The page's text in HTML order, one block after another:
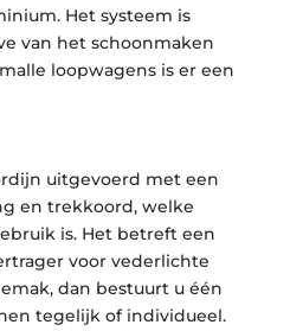
Het systeem is
van het schoonmaken
loopwagens is er een
uitgevoerd met een
en trekkoord, welke
is. Het betreft een
voor vederlichte
dan bestuurt u één
tegelijk of individueel.